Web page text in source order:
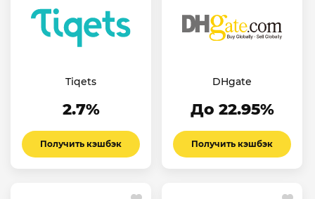
Tiqets
2.7%
Получить кэшбэк
DHgate
До 22.95%
Получить кэшбэк